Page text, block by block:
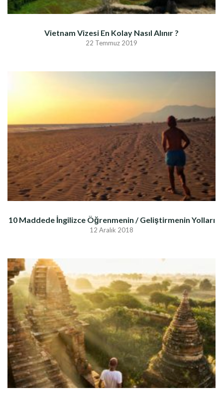
Vietnam Vizesi En Kolay Nasıl Alınır ?
22 Temmuz 2019
10 Maddede İngilizce Öğrenmenin / Geliştirmenin Yolları
12 Aralık 2018